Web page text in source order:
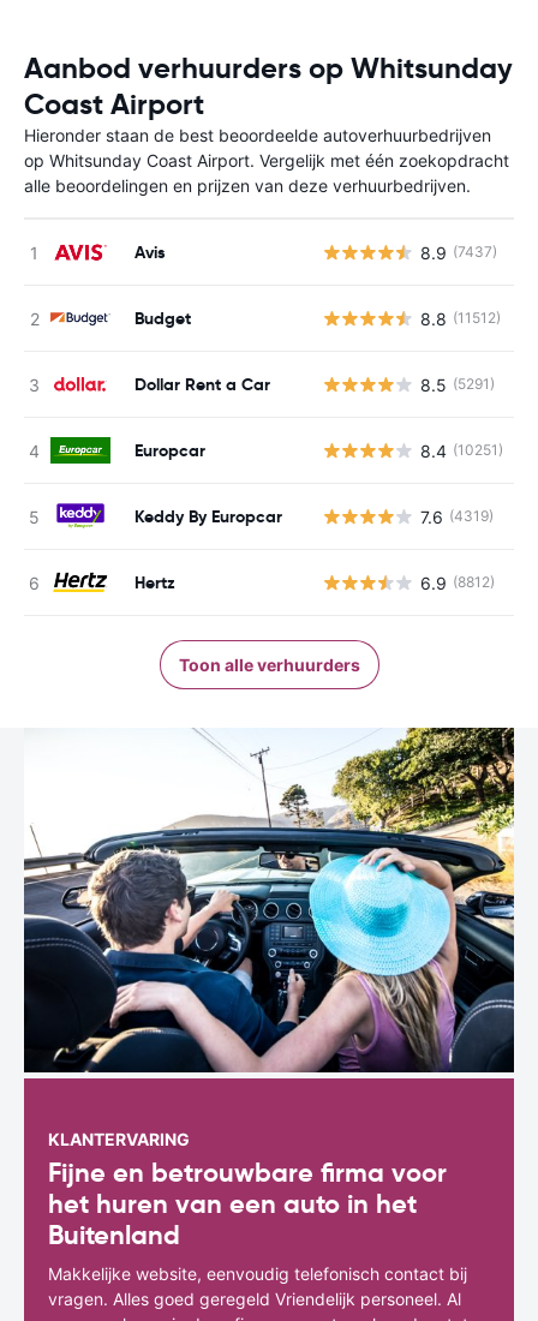
Aanbod verhuurders op Whitsunday
Coast Airport
Hieronder staan de best beoordeelde autoverhuurbedrijven
op Whitsunday Coast Airport. Vergelijk met één zoekopdracht
alle beoordelingen en prijzen van deze verhuurbedrijven.
Avis 8.9 (7437)
Budget 8.8 (11512)
Dollar Rent a Car 8.5 (5291)
Europcar 8.4 (10251)
Keddy By Europcar 7.6 (4319)
Hertz 6.9 (8812)
Toon alle verhuurders
KLANTERVARING
Fijne en betrouwbare firma voor
het huren van een auto in het
Buitenland
Makkelijke website, eenvoudig telefonisch contact bij
vragen. Alles goed geregeld Vriendelijk personeel. Al